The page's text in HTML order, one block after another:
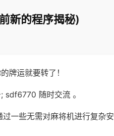
新的程序揭秘)
牌运就要转了！
sdf6770 随时交流 。
一些无需对麻将机进行复杂安